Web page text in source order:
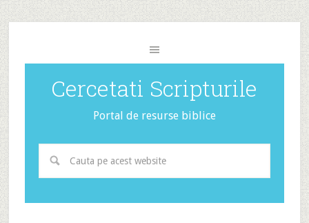
Cercetati Scripturile
Portal de resurse biblice